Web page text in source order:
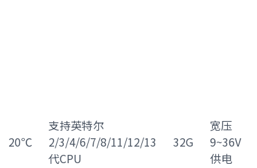
20℃
支持英特尔
2/3/4/6/7/8/11/12/13
代CPU
32G
宽压
9~36V
供电